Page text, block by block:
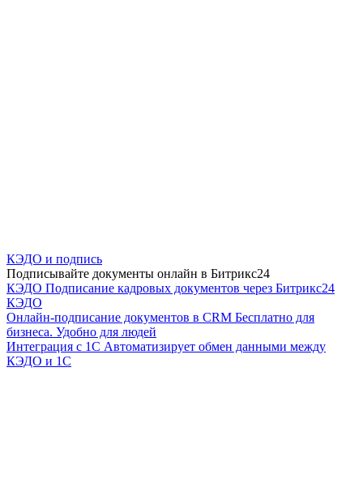
КЭДО и подпись
Подписывайте документы онлайн в Битрикс24
КЭДО Подписание кадровых документов через Битрикс24
КЭДО
Онлайн-подписание документов в CRM Бесплатно для
бизнеса. Удобно для людей
Интеграция с 1С Автоматизирует обмен данными между
КЭДО и 1С